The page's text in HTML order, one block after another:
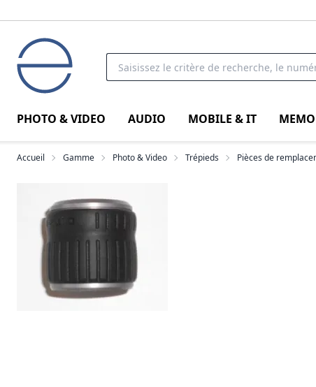
PHOTO & VIDEO AUDIO MOBILE & IT
Accueil Gamme Photo & Video Trépieds Pièces de